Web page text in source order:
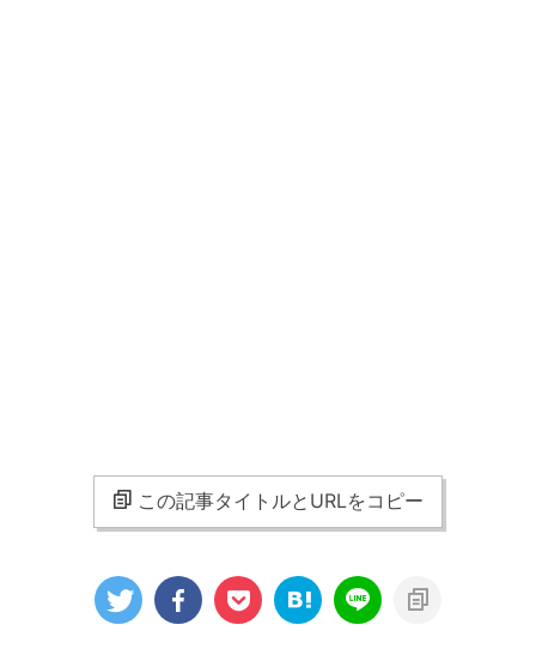
この記事タイトルとURLをコピー